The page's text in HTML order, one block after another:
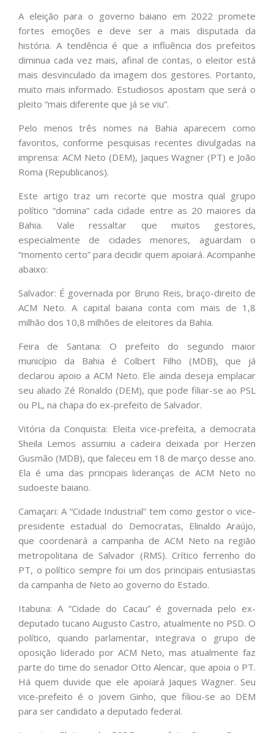
A eleição para o governo baiano em 2022 promete
fortes emoções e deve ser a mais disputada da
história. A tendência é que a influência dos prefeitos
diminua cada vez mais, afinal de contas, o eleitor está
mais desvinculado da imagem dos gestores. Portanto,
muito mais informado. Estudiosos apostam que será o
pleito “mais diferente que já se viu”.
Pelo menos três nomes na Bahia aparecem como
favoritos, conforme pesquisas recentes divulgadas na
imprensa: ACM Neto (DEM), Jaques Wagner (PT) e João
Roma (Republicanos).
Este artigo traz um recorte que mostra qual grupo
político “domina” cada cidade entre as 20 maiores da
Bahia. Vale ressaltar que muitos gestores,
especialmente de cidades menores, aguardam o
“momento certo” para decidir quem apoiará. Acompanhe
abaixo:
Salvador: É governada por Bruno Reis, braço-direito de
ACM Neto. A capital baiana conta com mais de 1,8
milhão dos 10,8 milhões de eleitores da Bahia.
Feira de Santana: O prefeito do segundo maior
município da Bahia é Colbert Filho (MDB), que já
declarou apoio a ACM Neto. Ele ainda deseja emplacar
seu aliado Zé Ronaldo (DEM), que pode filiar-se ao PSL
ou PL, na chapa do ex-prefeito de Salvador.
Vitória da Conquista: Eleita vice-prefeita, a democrata
Sheila Lemos assumiu a cadeira deixada por Herzen
Gusmão (MDB), que faleceu em 18 de março desse ano.
Ela é uma das principais lideranças de ACM Neto no
sudoeste baiano.
Camaçari: A “Cidade Industrial” tem como gestor o vice-
presidente estadual do Democratas, Elinaldo Araújo,
que coordenará a campanha de ACM Neto na região
metropolitana de Salvador (RMS). Crítico ferrenho do
PT, o político sempre foi um dos principais entusiastas
da campanha de Neto ao governo do Estado.
Itabuna: A “Cidade do Cacau” é governada pelo ex-
deputado tucano Augusto Castro, atualmente no PSD. O
político, quando parlamentar, integrava o grupo de
oposição liderado por ACM Neto, mas atualmente faz
parte do time do senador Otto Alencar, que apoia o PT.
Há quem duvide que ele apoiará Jaques Wagner. Seu
vice-prefeito é o jovem Ginho, que filiou-se ao DEM
para ser candidato a deputado federal.